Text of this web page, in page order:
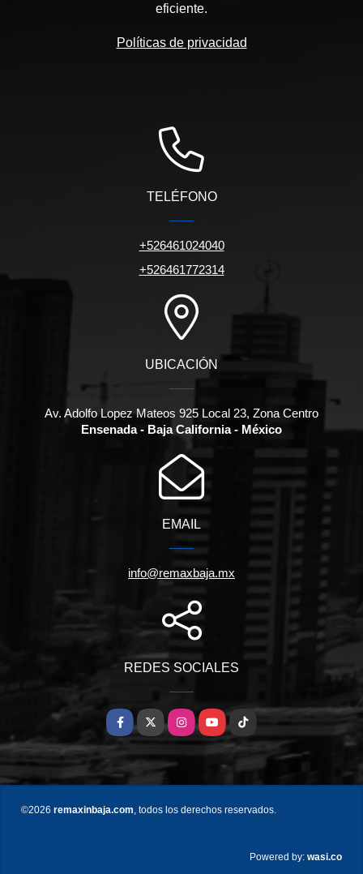
eficiente.
Políticas de privacidad
TELÉFONO
+526461024040
+526461772314
UBICACIÓN
Av. Adolfo Lopez Mateos 925 Local 23, Zona Centro
Ensenada - Baja California - México
EMAIL
info@remaxbaja.mx
REDES SOCIALES
Facebook
X InstagramYouTubeTikTok
©2026 remaxinbaja.com , todos los derechos reservados.
Powered by: wasi.co